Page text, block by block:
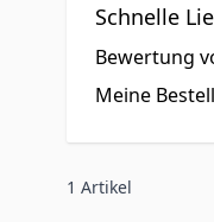
Schnelle
Bewertung
Meine
1 Artikel